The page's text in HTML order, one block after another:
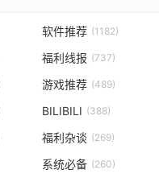
软件推荐 (1182)
福利线报 (737)
游戏推荐 (489)
BILIBILI (388)
福利杂谈 (269)
系统必备 (260)